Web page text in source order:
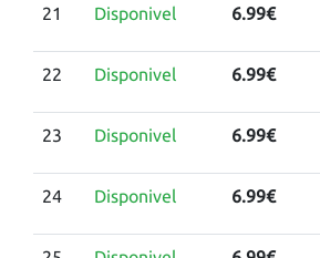
21 Disponivel 6.99€
22 Disponivel 6.99€
23 Disponivel 6.99€
24 Disponivel 6.99€